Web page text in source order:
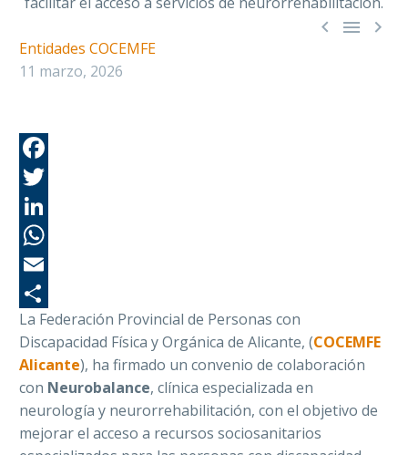
  
Entidades COCEMFE
11 marzo, 2026
La Federación Provincial de Personas con
Discapacidad Física y Orgánica de Alicante, (COCEMFE
Alicante), ha firmado un convenio de colaboración
con Neurobalance, clínica especializada en
neurología y neurorrehabilitación, con el objetivo de
mejorar el acceso a recursos sociosanitarios